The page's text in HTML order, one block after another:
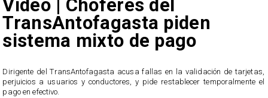
SERNAC oficia a Bipay tras
reclamos por cobros
irregulares en el transporte
El servicio ofició a la empresa tras recibir casi 40 reclamos por parte de los